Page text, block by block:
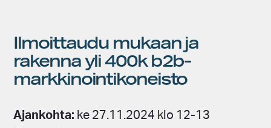
Ilmoittaudu mukaan ja
rakenna yli 400k b2b-
markkinointikoneisto
Ajankohta: ke 27.11.2024 klo 12-13